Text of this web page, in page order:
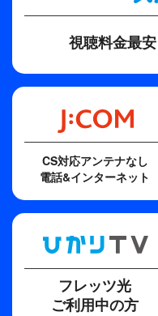
乃木坂46の人たちっ
んですけど、一人を
性が見られるんです
安だったんですけど
て、いろいろな味も
す。台本を見た時、
カロリーで心配しま
たのでびっくりしま
ラエティをなぞりた
したいです。出演メ
ら、俺は目立たなく
なら最終的にクビに
視聴料金最安
CS対応アンテナなし
電話&インターネット
フレッツ光
ご利用中の方